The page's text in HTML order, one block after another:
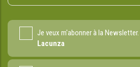
Je veux m'abonner à la Newsletter.
Lacunza